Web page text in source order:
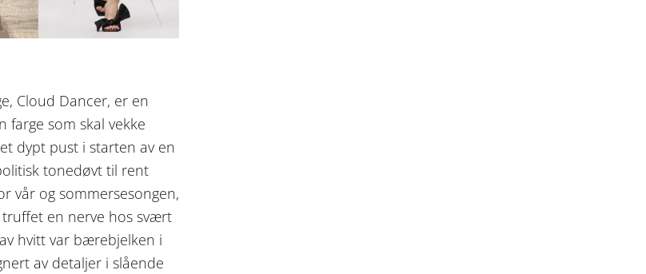
Cloud Dancer, er en
farge som skal vekke
dypt pust i starten av en
tonedøvt til rent
vår og sommersesongen,
en nerve hos svært
hvitt var bærebjelken i
av detaljer i slående